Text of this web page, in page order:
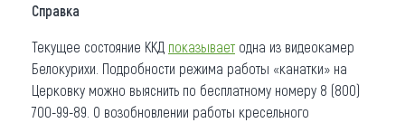
Справка
Текущее состояние ККД показывает одна из видеокамер
Белокурихи. Подробности режима работы «канатки» на
Церковку можно выяснить по бесплатному номеру 8 (800)
700-99-89. О возобновлении работы кресельного